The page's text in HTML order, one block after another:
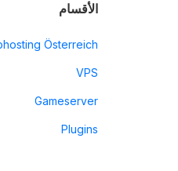
الأقسام
Österreich
VPS
Gameserver
Plugins